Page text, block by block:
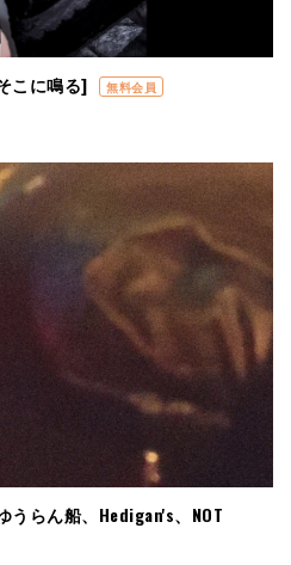
こに鳴る]
無料会員
うらん船、Hedigan's、NOT